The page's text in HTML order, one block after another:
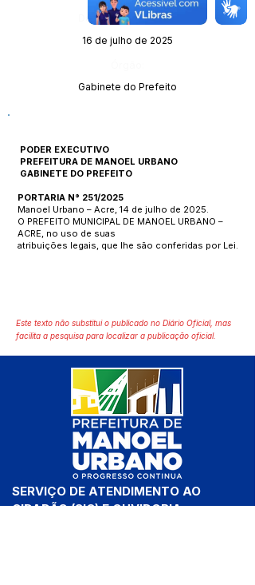
Data da Publicação:
16 de julho de 2025
Gabinete do Prefeito
PODER EXECUTIVO
PREFEITURA DE MANOEL URBANO
GABINETE DO PREFEITO
PORTARIA N° 251/2025
Manoel Urbano – Acre, 14 de julho de 2025.
O PREFEITO MUNICIPAL DE MANOEL URBANO –
ACRE, no uso de suas
atribuições legais, que lhe são conferidas por Lei.
Este texto não substitui o publicado no Diário Oficial, mas
facilita a pesquisa para localizar a publicação oficial.
SERVIÇO DE ATENDIMENTO AO
CIDADÃO (SIC) E OUVIDORIA